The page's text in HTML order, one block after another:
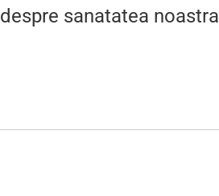
despre sanatatea noastra